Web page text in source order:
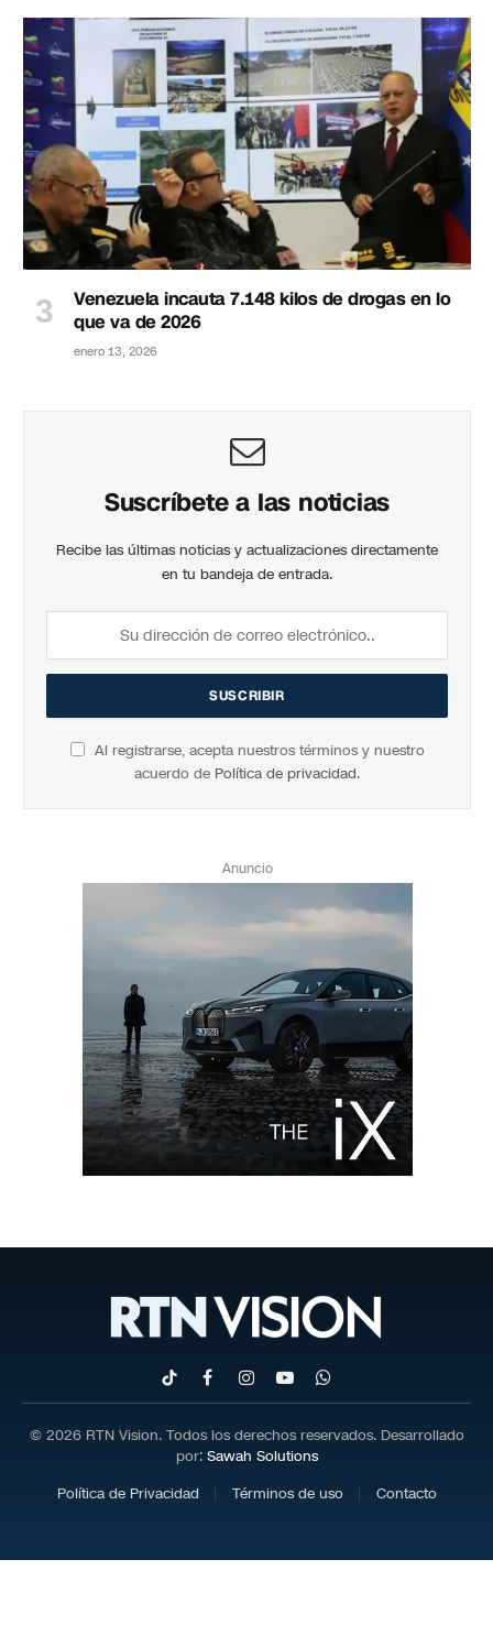
Venezuela incauta 7.148 kilos de drogas en lo
que va de 2026
enero 13, 2026
Suscríbete a las noticias
Recibe las últimas noticias y actualizaciones directamente
en tu bandeja de entrada.
Al registrarse, acepta nuestros términos y nuestro
acuerdo de Política de privacidad.
Anuncio
TikTokFacebookInstagram
YouTubeWhatsApp
© 2026 RTN Vision. Todos los derechos reservados. Desarrollado
por: Sawah Solutions
Política de Privacidad
Términos de uso Contacto